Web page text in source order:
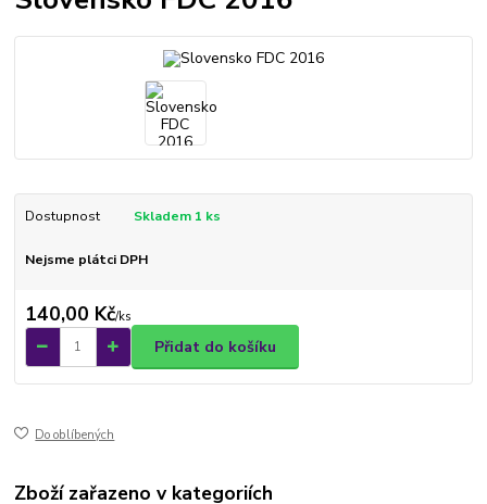
Dostupnost Skladem 1 ks
Nejsme plátci DPH
140,00 Kč/ks
Přidat do košíku
Do oblíbených
Zboží zařazeno v kategoriích